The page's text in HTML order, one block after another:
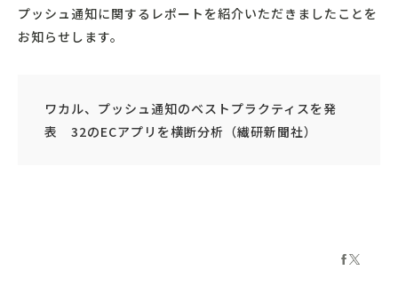
プッシュ通知に関するレポートを紹介いただきましたことを
お知らせします。
ワカル、プッシュ通知のベストプラクティスを発
表 32のECアプリを横断分析（繊研新聞社）